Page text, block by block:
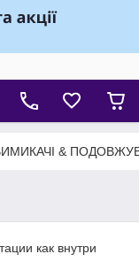
&
как внутри